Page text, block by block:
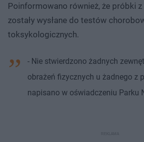
Poinformowano również, że próbki z
zostały wysłane do testów
toksykologicznych.
- Nie stwierdzono żadnych
obrażeń fizycznych u żadnego z
napisano w oświadczeniu Parku